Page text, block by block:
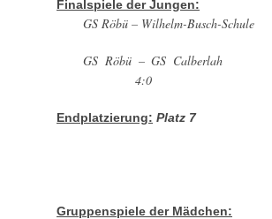
Finalspiele der Jungen:
GS Röbü – Wilhelm-Busch-
GS Röbü – GS
4:0
Endplatzierung: Platz 7
Gruppenspiele der Mädchen: